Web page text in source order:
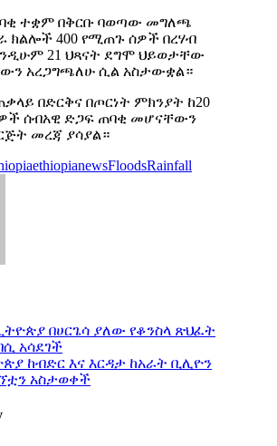
ተቋም በቅርቡ ባወጣው መግለጫ
ክልሎች 400 የሚጠጉ ሰዎች በረሃብ
21 ህጻናት ደግሞ ህይወታቸው
አረጋግጫለሁ ሲል አስታውቋል።
በድርቅና በጦርነት ምክንያት ከ20
ሰብአዊ ድጋፍ ጠባቂ መሆናቸውን
መረጃ ያሳያል።
ethiopianewsFloodsRainfall
በሀርጌሳ ያለው የቆንስላ ጽህፈት
አሳደገች
ከብድር እና እርዳታ ከአራት ቢሊዮን
አስታወቀች